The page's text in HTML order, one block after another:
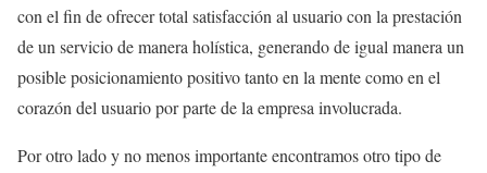
con el fin de ofrecer total satisfacción al usuario con la prestación
de un servicio de manera holística, generando de igual manera un
posible posicionamiento positivo tanto en la mente como en el
corazón del usuario por parte de la empresa involucrada.
Por otro lado y no menos importante encontramos otro tipo de